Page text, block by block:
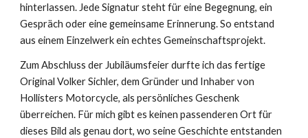
hinterlassen. Jede Signatur steht für eine Begegnung, ein
Gespräch oder eine gemeinsame Erinnerung. So entstand
aus einem Einzelwerk ein echtes Gemeinschaftsprojekt.
Zum Abschluss der Jubiläumsfeier durfte ich das fertige
Original Volker Sichler, dem Gründer und Inhaber von
Hollisters Motorcycle, als persönliches Geschenk
überreichen. Für mich gibt es keinen passenderen Ort für
dieses Bild als genau dort, wo seine Geschichte entstanden